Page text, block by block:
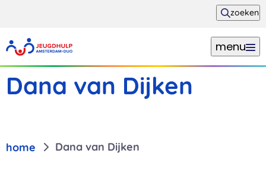
zoeken
menu
Dana van Dijken
home Dana van Dijken